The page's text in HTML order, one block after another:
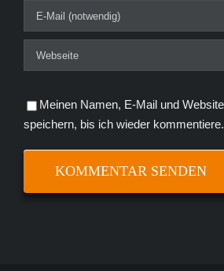
Meinen Namen, E-Mail und
speichern, bis ich wieder kommentiere.